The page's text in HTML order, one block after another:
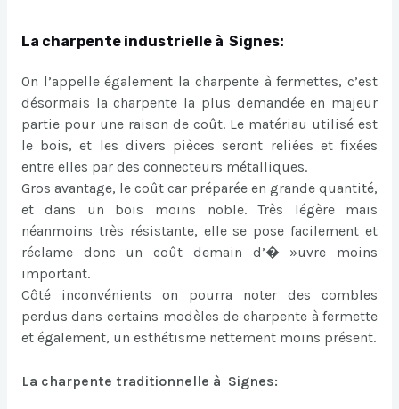
La charpente industrielle à Signes:
On l’appelle également la charpente à fermettes, c’est
désormais la charpente la plus demandée en majeur
partie pour une raison de coût. Le matériau utilisé est
le bois, et les divers pièces seront reliées et fixées
entre elles par des connecteurs métalliques.
Gros avantage, le coût car préparée en grande quantité,
et dans un bois moins noble. Très légère mais
néanmoins très résistante, elle se pose facilement et
réclame donc un coût demain d’� »uvre moins
important.
Côté inconvénients on pourra noter des combles
perdus dans certains modèles de charpente à fermette
et également, un esthétisme nettement moins présent.
La charpente traditionnelle à Signes: